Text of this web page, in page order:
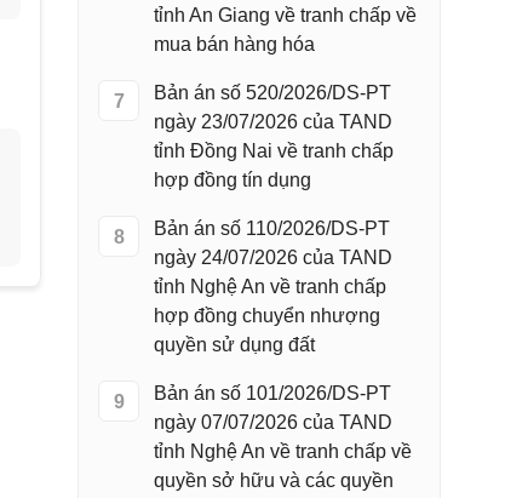
tỉnh An Giang về tranh chấp về
mua bán hàng hóa
7
Bản án số 520/2026/DS-PT
ngày 23/07/2026 của TAND
tỉnh Đồng Nai về tranh chấp
hợp đồng tín dụng
8
Bản án số 110/2026/DS-PT
ngày 24/07/2026 của TAND
tỉnh Nghệ An về tranh chấp
hợp đồng chuyển nhượng
quyền sử dụng đất
9
Bản án số 101/2026/DS-PT
ngày 07/07/2026 của TAND
tỉnh Nghệ An về tranh chấp về
quyền sở hữu và các quyền